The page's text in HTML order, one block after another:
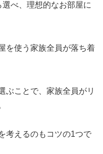
べ、理想的なお部屋に
を使う家族全員が落ち着
ぶことで、家族全員がリ
考えるのもコツの1つで